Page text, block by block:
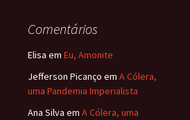
Comentários
Elisa em Eu, Amonite
Jefferson Picanço em A Cólera,
uma Pandemia Imperialista
Ana Silva em A Cólera, uma